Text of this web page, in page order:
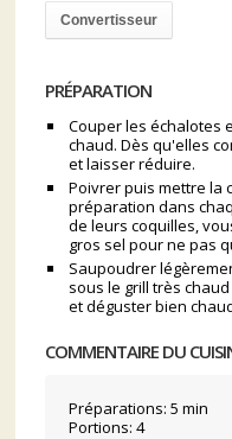
Convertisseur
PRÉPARATION
Couper les échalotes
chaud. Dès qu'elles
et laisser réduire.
Poivrer puis mettre la
préparation dans
de leurs coquilles,
gros sel pour ne pas
Saupoudrer
sous le grill très
et déguster bien
COMMENTAIRE DU
Préparations: 5 min
Portions: 4